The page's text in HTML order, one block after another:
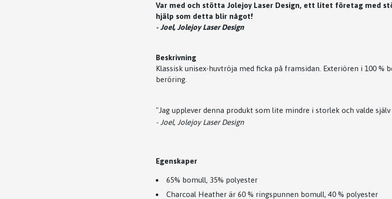
Var med och stötta Jolejoy Laser Design, ett litet företag med
hjälp som detta blir något!
- Joel, Jolejoy Laser Design
Beskrivning
Klassisk unisex-huvtröja med ficka på framsidan. Exteriören i 100 %
beröring.
"Jag upplever denna produkt som lite mindre i storlek och valde
- Joel, Jolejoy Laser Design
Egenskaper
65% bomull, 35% polyester
Charcoal Heather är 60 % ringspunnen bomull, 40 % polyester